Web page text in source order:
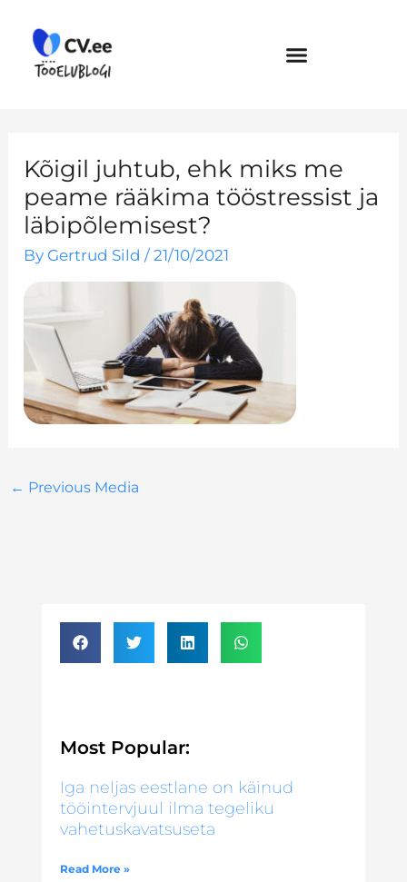
content
Kõigil juhtub, ehk miks me
peame rääkima tööstressist ja
läbipõlemisest?
By Gertrud Sild/21/10/2021
← Previous Media
Most Popular:
Iga neljas eestlane on käinud
tööintervjuul ilma tegeliku
vahetuskavatsuseta
Read More »